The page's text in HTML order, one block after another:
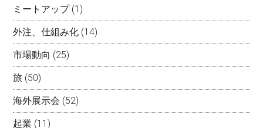
ミートアップ(1)
外注、仕組み化 (14)
市場動向 (25)
旅 (50)
海外展示会 (52)
起業 (11)